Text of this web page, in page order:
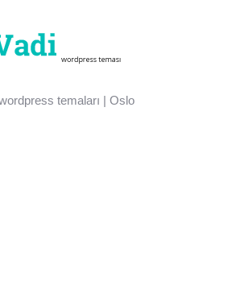
temaları | Oslo